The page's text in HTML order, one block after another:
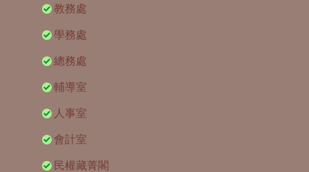
教務處
學務處
總務處
輔導室
人事室
會計室
民權藏菁閣